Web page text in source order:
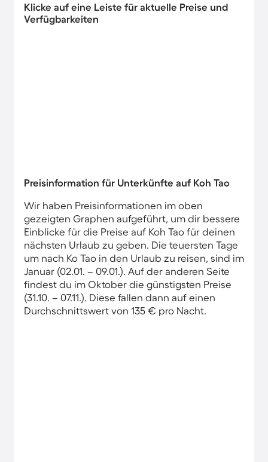
Klicke auf eine Leiste für aktuelle Preise und
Verfügbarkeiten
Preisinformation für Unterkünfte auf Koh Tao
Wir haben Preisinformationen im oben
gezeigten Graphen aufgeführt, um dir bessere
Einblicke für die Preise auf Koh Tao für deinen
nächsten Urlaub zu geben. Die teuersten Tage
um nach Ko Tao in den Urlaub zu reisen, sind im
Januar (02.01. – 09.01.). Auf der anderen Seite
findest du im Oktober die günstigsten Preise
(31.10. – 07.11.). Diese fallen dann auf einen
Durchschnittswert von 135 € pro Nacht.